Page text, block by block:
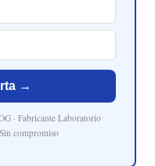
→
· Fabricante Laboratorio
compromiso